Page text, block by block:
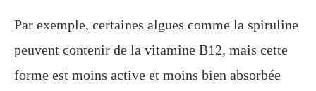
Par exemple, certaines algues comme la spiruline
peuvent contenir de la vitamine B12, mais cette
forme est moins active et moins bien absorbée